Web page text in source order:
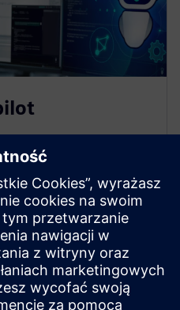
kodu.
więcej informacji?Zostaw
się z Tobą tak